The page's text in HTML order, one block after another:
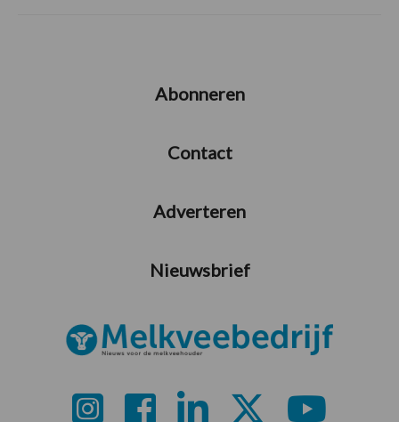
Abonneren
Contact
Adverteren
Nieuwsbrief